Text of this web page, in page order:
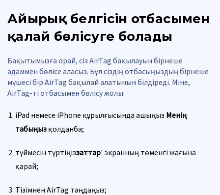
Айырық белгісін отбасымен
қалай бөлісуге болады
Бақытымызға орай, сіз AirTag бақылауын бірнеше
адаммен бөлісе аласыз. Бұл сіздің отбасыңыздың бірнеше
мүшесі бір AirTag бақылай алатынын білдіреді. Міне,
AirTag-ті отбасымен бөлісу жолы:
iPad немесе iPhone құрылғысында ашыңыз Менің
табыңыз қолданба;
түймесін түртіңіззаттар' экранның төменгі жағына
қарай;
Тізімнен AirTag таңдаңыз;